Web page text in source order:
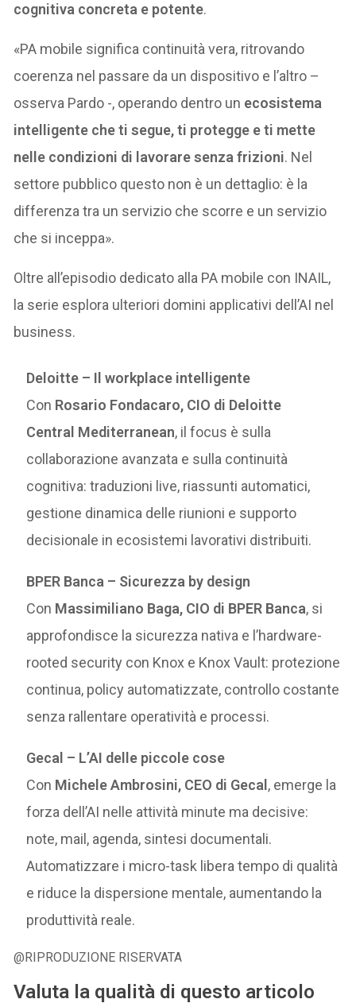
cognitiva concreta e potente.
«PA mobile significa continuità vera, ritrovando
coerenza nel passare da un dispositivo e l’altro –
osserva Pardo -, operando dentro un ecosistema
intelligente che ti segue, ti protegge e ti mette
nelle condizioni di lavorare senza frizioni. Nel
settore pubblico questo non è un dettaglio: è la
differenza tra un servizio che scorre e un servizio
che si inceppa».
Oltre all’episodio dedicato alla PA mobile con INAIL,
la serie esplora ulteriori domini applicativi dell’AI nel
business.
Deloitte – Il workplace intelligente
Con Rosario Fondacaro, CIO di Deloitte
Central Mediterranean, il focus è sulla
collaborazione avanzata e sulla continuità
cognitiva: traduzioni live, riassunti automatici,
gestione dinamica delle riunioni e supporto
decisionale in ecosistemi lavorativi distribuiti.
BPER Banca – Sicurezza by design
Con Massimiliano Baga, CIO di BPER Banca, si
approfondisce la sicurezza nativa e l’hardware-
rooted security con Knox e Knox Vault: protezione
continua, policy automatizzate, controllo costante
senza rallentare operatività e processi.
Gecal – L’AI delle piccole cose
Con Michele Ambrosini, CEO di Gecal , emerge la
forza dell’AI nelle attività minute ma decisive:
note, mail, agenda, sintesi documentali.
Automatizzare i micro-task libera tempo di qualità
e riduce la dispersione mentale, aumentando la
produttività reale.
@RIPRODUZIONE RISERVATA
Valuta la qualità di questo articolo